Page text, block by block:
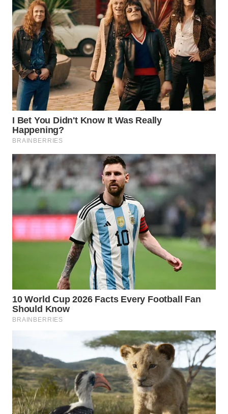
Wahana
Media
Group
WAHANA
NEWS
WAHANA
TANI
WAHANA
WAHANA
INFRASTRUKTUR
WAHANA
KONSUMEN
WAHANA
TRAVEL
WAHANANEWS
ID
WAHANANEWS